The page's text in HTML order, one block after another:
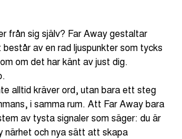
från sig själv? Far Away gestaltar
av en rad ljuspunkter som tycks
om det har känt av just dig.
alltid kräver ord, utan bara ett steg
i samma rum. Att Far Away bara
av tysta signaler som säger: du är
närhet och nya sätt att skapa